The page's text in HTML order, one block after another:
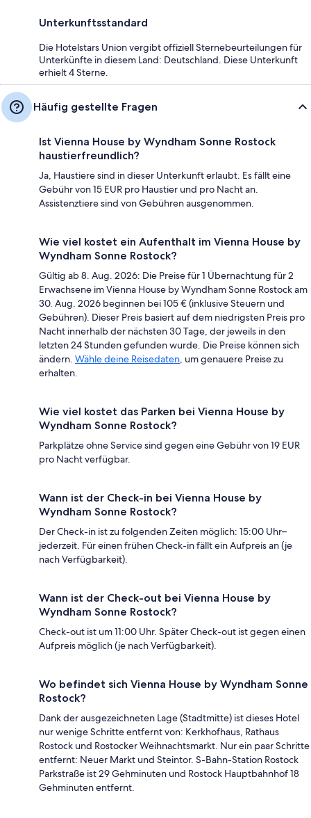
Unterkunftsstandard
Die Hotelstars Union vergibt offiziell Sternebeurteilungen für
Unterkünfte in diesem Land: Deutschland. Diese Unterkunft
erhielt 4 Sterne.
Häufig gestellte Fragen
Ist Vienna House by Wyndham Sonne Rostock
haustierfreundlich?
Ja, Haustiere sind in dieser Unterkunft erlaubt. Es fällt eine
Gebühr von 15 EUR pro Haustier und pro Nacht an.
Assistenztiere sind von Gebühren ausgenommen.
Wie viel kostet ein Aufenthalt im Vienna House by
Wyndham Sonne Rostock?
Gültig ab 8. Aug. 2026: Die Preise für 1 Übernachtung für 2
Erwachsene im Vienna House by Wyndham Sonne Rostock am
30. Aug. 2026 beginnen bei 105 € (inklusive Steuern und
Gebühren). Dieser Preis basiert auf dem niedrigsten Preis pro
Nacht innerhalb der nächsten 30 Tage, der jeweils in den
letzten 24 Stunden gefunden wurde. Die Preise können sich
ändern. Wähle deine Reisedaten, um genauere Preise zu
erhalten.
Wie viel kostet das Parken bei Vienna House by
Wyndham Sonne Rostock?
Parkplätze ohne Service sind gegen eine Gebühr von 19 EUR
pro Nacht verfügbar.
Wann ist der Check-in bei Vienna House by
Wyndham Sonne Rostock?
Der Check-in ist zu folgenden Zeiten möglich: 15:00 Uhr–
jederzeit. Für einen frühen Check-in fällt ein Aufpreis an (je
nach Verfügbarkeit).
Wann ist der Check-out bei Vienna House by
Wyndham Sonne Rostock?
Check-out ist um 11:00 Uhr. Später Check-out ist gegen einen
Aufpreis möglich (je nach Verfügbarkeit).
Wo befindet sich Vienna House by Wyndham Sonne
Rostock?
Dank der ausgezeichneten Lage (Stadtmitte) ist dieses Hotel
nur wenige Schritte entfernt von: Kerkhofhaus, Rathaus
Rostock und Rostocker Weihnachtsmarkt. Nur ein paar Schritte
entfernt: Neuer Markt und Steintor. S-Bahn-Station Rostock
Parkstraße ist 29 Gehminuten und Rostock Hauptbahnhof 18
Gehminuten entfernt.